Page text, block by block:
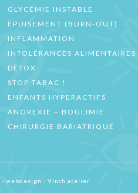
GLYCÉMIE INSTABLE
ÉPUISEMENT (BURN-OUT)
INFLAMMATION
INTOLÉRANCES ALIMENTAIRES
DÉTOX
STOP TABAC !
ENFANTS HYPERACTIFS
ANOREXIE – BOULIMIE
CHIRURGIE BARIATRIQUE
- webdesign : Vinch atelier